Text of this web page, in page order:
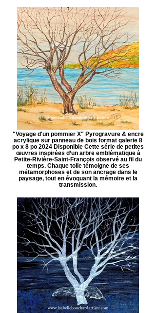
"Voyage d'un pommier X" Pyrogravure & encre
acrylique sur panneau de bois format galerie 8
po x 8 po 2024 Disponible Cette série de petites
œuvres inspirées d’un arbre emblématique à
Petite-Rivière-Saint-François observé au fil du
temps. Chaque toile témoigne de ses
métamorphoses et de son ancrage dans le
paysage, tout en évoquant la mémoire et la
transmission.